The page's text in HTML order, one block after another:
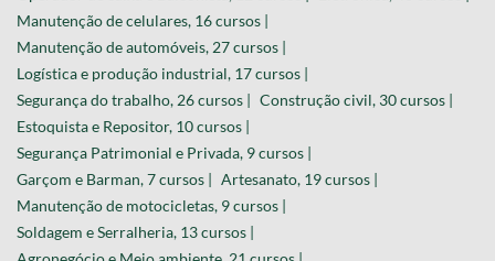
Manutenção de celulares, 16 cursos |
Manutenção de automóveis, 27 cursos |
Logística e produção industrial, 17 cursos |
Segurança do trabalho, 26 cursos | Construção civil, 30 cursos |
Estoquista e Repositor, 10 cursos |
Segurança Patrimonial e Privada, 9 cursos |
Garçom e Barman, 7 cursos | Artesanato, 19 cursos |
Manutenção de motocicletas, 9 cursos |
Soldagem e Serralheria, 13 cursos |